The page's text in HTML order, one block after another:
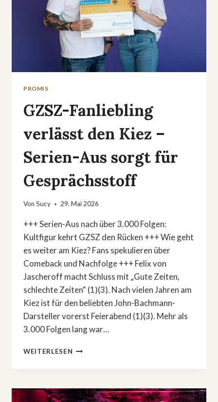
NEUE
ALBTRÄUME
PROMIS
GZSZ-Fanliebling
verlässt den Kiez –
Serien-Aus sorgt für
Gesprächsstoff
Von Sucy 29. Mai 2026
+++ Serien-Aus nach über 3.000 Folgen:
Kultfigur kehrt GZSZ den Rücken +++ Wie geht
es weiter am Kiez? Fans spekulieren über
Comeback und Nachfolge +++ Felix von
Jascheroff macht Schluss mit „Gute Zeiten,
schlechte Zeiten“ (1)(3). Nach vielen Jahren am
Kiez ist für den beliebten John-Bachmann-
Darsteller vorerst Feierabend (1)(3). Mehr als
3.000 Folgen lang war…
WEITERLESEN GZSZ-
VERLÄSST
KIEZ
–